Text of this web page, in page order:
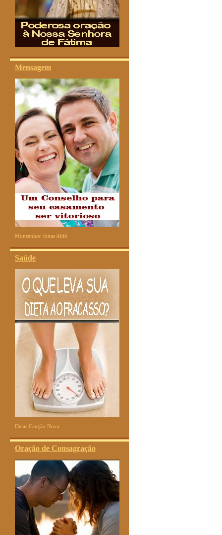
Mensagem
Monsenhor Jonas Abib
Saúde
Dicas Canção Nova
Oração de Consagração